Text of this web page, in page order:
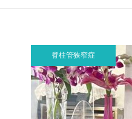
脊柱管狭窄症